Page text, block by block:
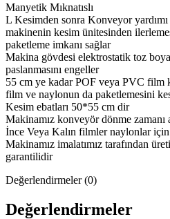
Manyetik Mıknatıslı
L Kesimden sonra Konveyor
makinenin kesim ünitesinden
paketleme imkanı sağlar
Makina gövdesi elektrostatik toz
paslanmasını engeller
55 cm ye kadar POF veya PVC film
film ve naylonun da paketlemesini
Kesim ebatları 50*55 cm dir
Makinamız konveyör dönme zamanı
İnce Veya Kalın filmler naylonlar için
Makinamız imalatımız tarafından
garantilidir
Değerlendirmeler (0)
Değerlendirmeler